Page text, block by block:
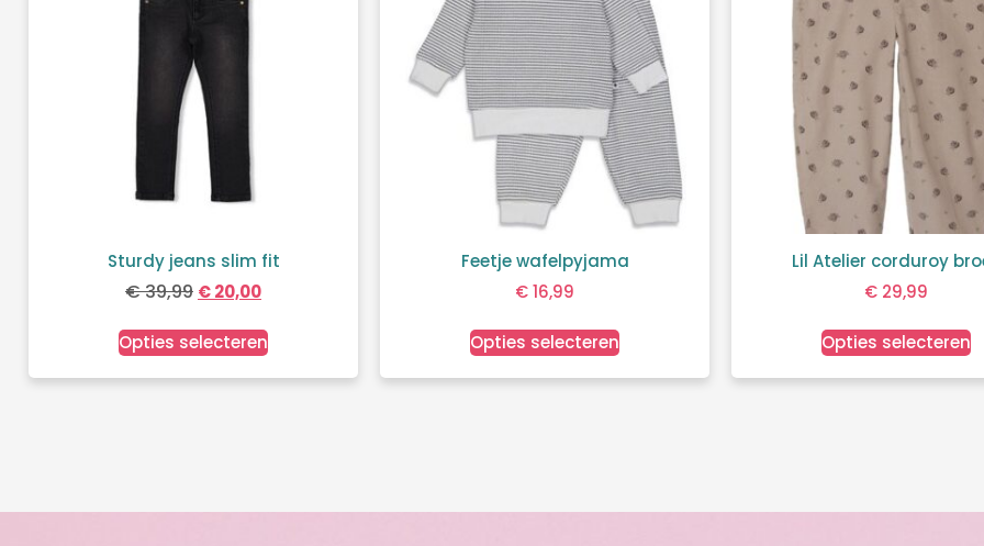
Sturdy jeans slim fit
€39,99 €20,00
Opties selecteren
Feetje wafelpyjama
€16,99
Opties selecteren
Lil Atelier corduroy
€ 29,99
Opties selecteren